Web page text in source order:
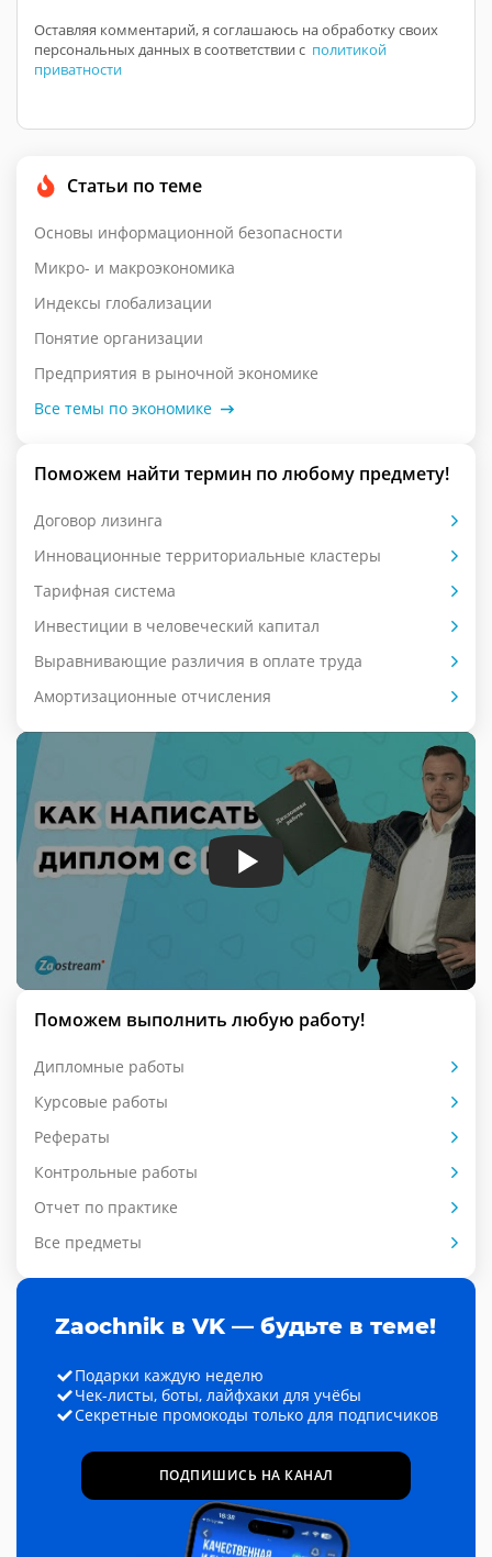
Оставляя комментарий, я соглашаюсь на обработку своих
персональных данных в соответствии с политикой
приватности
Статьи по теме
Основы информационной безопасности
Микро- и макроэкономика
Индексы глобализации
Понятие организации
Предприятия в рыночной экономике
Все темы по экономике
Поможем найти термин по любому предмету!
Договор лизинга
Инновационные территориальные кластеры
Тарифная система
Инвестиции в человеческий капитал
Выравнивающие различия в оплате труда
Амортизационные отчисления
Поможем выполнить любую работу!
Дипломные работы
Курсовые работы
Рефераты
Контрольные работы
Отчет по практике
Все предметы
Zaochnik в VK — будьте в теме!
Подарки каждую неделю
Чек-листы, боты, лайфхаки для учёбы
Секретные промокоды только для подписчиков
ПОДПИШИСЬ НА КАНАЛ